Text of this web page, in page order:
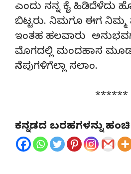
ಎಂದು ನನ್ನ ಕೈ ಹಿಡಿದೆಳೆದು
ಬಿಟ್ಟರು. ನಿಮಗೂ ಈಗ
ಇಂತಹ ಹಲವಾರು
ಮೊಗದಲ್ಲಿ ಮಂದಹಾಸ
ನೆನಪುಗಳಿಗೆಲ್ಲಾ ಸಲಾಂ.
******
ಕನ್ನಡದ ಬರಹಗಳನ್ನು